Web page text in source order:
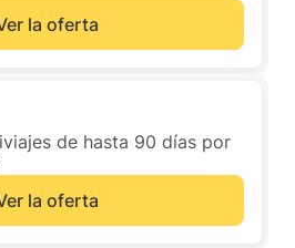
la oferta
de hasta 90 días por
la oferta